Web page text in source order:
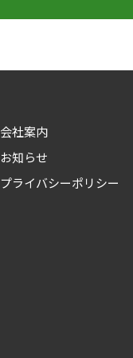
会社案内
お知らせ
プライバシーポリシー